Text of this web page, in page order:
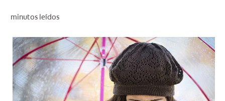
PROMOCIONES
NI (ES)
SUSCRÍBASE
minutos leídos